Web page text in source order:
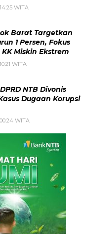
WITA
Barat Targetkan
1 Persen, Fokus
Miskin Ekstrem
WITA
NTB Divonis
Dugaan Korupsi
WITA